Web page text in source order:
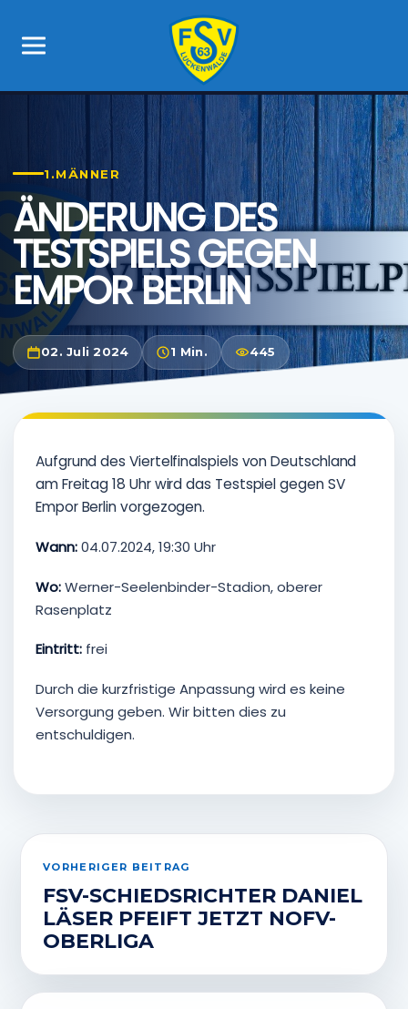
1.MÄNNER
ÄNDERUNG DES
TESTSPIELS GEGEN
EMPOR BERLIN
02. Juli 2024 1 Min. 445
Aufgrund des Viertelfinalspiels von Deutschland
am Freitag 18 Uhr wird das Testspiel gegen SV
Empor Berlin vorgezogen.
Wann:04.07.2024, 19:30 Uhr
Wo:Werner-Seelenbinder-Stadion, oberer
Rasenplatz
Eintritt: frei
Durch die kurzfristige Anpassung wird es keine
Versorgung geben. Wir bitten dies zu
entschuldigen.
VORHERIGER BEITRAG
FSV-SCHIEDSRICHTER DANIEL
LÄSER PFEIFT JETZT NOFV-
OBERLIGA